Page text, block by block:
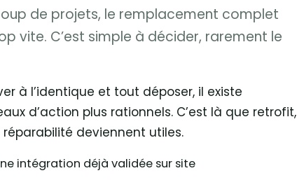
de projets, le remplacement complet
vite. C’est simple à décider, rarement le
à l’identique et tout déposer, il existe
d’action plus rationnels. C’est là que retrofit,
deviennent utiles.
intégration déjà validée sur site